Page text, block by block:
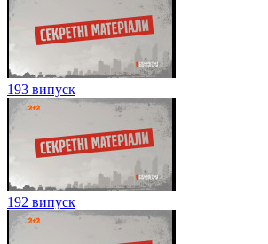
193 випуск
192 випуск